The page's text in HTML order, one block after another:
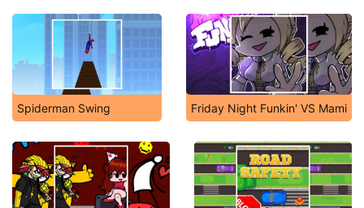
Spiderman Swing Friday Night Funkin' VS Mami